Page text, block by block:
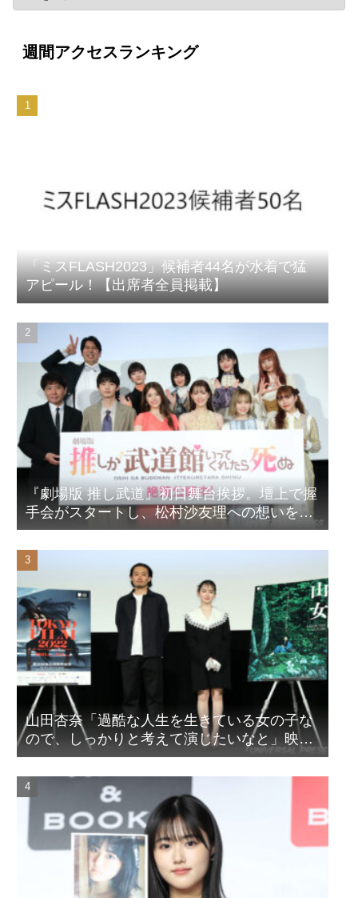
週間アクセスランキング
「ミスFLASH2023」候補者44名が水着で猛
アピール！【出席者全員掲載】
『劇場版 推し武道』初日舞台挨拶。壇上で握
手会がスタートし、松村沙友理への想いをア
ピール！？
山田杏奈「過酷な人生を生きている女の子な
ので、しっかりと考えて演じたいなと」映画
『山女』東京国際映画祭Q&A